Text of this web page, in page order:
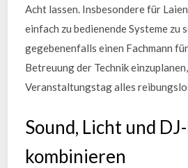
Acht lassen. Insbesondere für
einfach zu bedienende Systeme zu
gegebenenfalls einen Fachmann
Betreuung der Technik
Veranstaltungstag alles
Sound, Licht und
kombinieren